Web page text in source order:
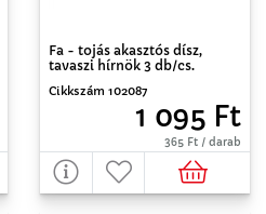
Fa - tojás akasztós dísz,
tavaszi hírnök 3 db/cs.
Cikkszám 102087
1 095 Ft
365 Ft / darab